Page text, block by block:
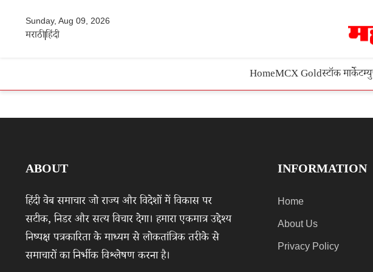
Sunday, Aug 09, 2026
मराठीहिंदी
HomeMCX Goldस्टॉक मार्केट
ABOUT
हिंदी वेब समाचार जो राज्य और विदेशों में विकास पर
सटीक, निडर और सत्य विचार देगा। हमारा एकमात्र उद्देश्य
निष्पक्ष पत्रकारिता के माध्यम से लोकतांत्रिक तरीके से
समाचारों का निर्भीक विश्लेषण करना है।
INFORMATION
Home
About Us
Privacy Policy